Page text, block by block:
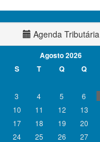
Agenda Tributária
Agosto 2026
S T Q Q
3 4 5 6
10 11 12 13
17 18 19 20
24 25 26 27